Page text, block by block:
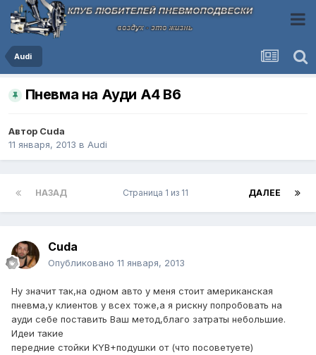
Audi
Пневма на Ауди А4 В6
Автор Cuda
11 января, 2013 в Audi
НАЗАД ДАЛЕЕ
Страница 1 из 11
Cuda
Опубликовано 11 января, 2013
Ну значит так,на одном авто у меня стоит американская
пневма,у клиентов у всех тоже,а я рискну попробовать на
ауди себе поставить Ваш метод,благо затраты небольшие.
Идеи такие
передние стойки KYB+подушки от (что посоветуете)